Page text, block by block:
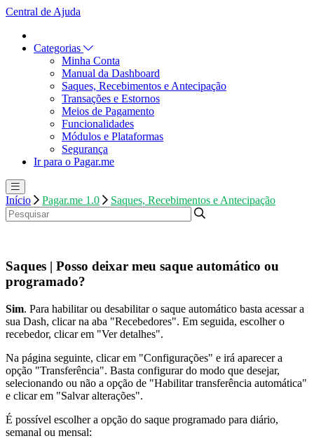
Central de Ajuda
Categorias
Minha Conta
Manual da Dashboard
Saques, Recebimentos e Antecipação
Transações e Estornos
Meios de Pagamento
Funcionalidades
Módulos e Plataformas
Segurança
Ir para o Pagar.me
Início Pagar.me 1.0 Saques, Recebimentos e Antecipação
Saques | Posso deixar meu saque automático ou
programado?
Sim. Para habilitar ou desabilitar o saque automático basta acessar a
sua Dash, clicar na aba "Recebedores". Em seguida, escolher o
recebedor, clicar em "Ver detalhes".
Na página seguinte, clicar em "Configurações" e irá aparecer a
opção "Transferência". Basta configurar do modo que desejar,
selecionando ou não a opção de "Habilitar transferência automática"
e clicar em "Salvar alterações".
É possível escolher a opção do saque programado para diário,
semanal ou mensal: